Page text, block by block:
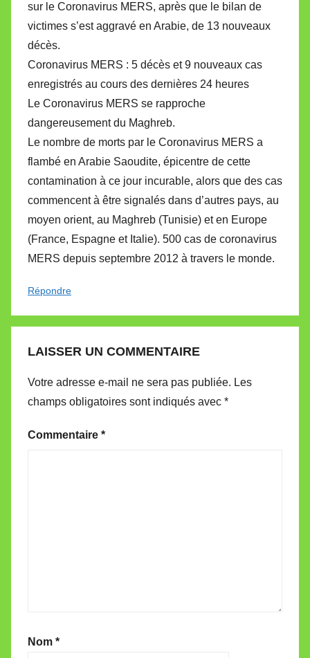
sur le Coronavirus MERS, après que le bilan de
victimes s’est aggravé en Arabie, de 13 nouveaux
décès.
Coronavirus MERS : 5 décès et 9 nouveaux cas
enregistrés au cours des dernières 24 heures
Le Coronavirus MERS se rapproche
dangereusement du Maghreb.
Le nombre de morts par le Coronavirus MERS a
flambé en Arabie Saoudite, épicentre de cette
contamination à ce jour incurable, alors que des cas
commencent à être signalés dans d’autres pays, au
moyen orient, au Maghreb (Tunisie) et en Europe
(France, Espagne et Italie). 500 cas de coronavirus
MERS depuis septembre 2012 à travers le monde.
Répondre
LAISSER UN COMMENTAIRE
Votre adresse e-mail ne sera pas publiée. Les
champs obligatoires sont indiqués avec *
Commentaire *
Nom *